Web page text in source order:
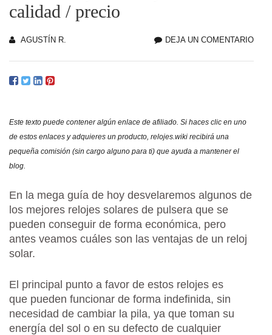
calidad / precio
AGUSTÍN R. DEJA UN COMENTARIO
Este texto puede contener algún enlace de afiliado. Si haces clic en uno
de estos enlaces y adquieres un producto, relojes.wiki recibirá una
pequeña comisión (sin cargo alguno para ti) que ayuda a mantener el
blog.
En la mega guía de hoy desvelaremos algunos de
los mejores relojes solares de pulsera que se
pueden conseguir de forma económica, pero
antes veamos cuáles son las ventajas de un reloj
solar.
El principal punto a favor de estos relojes es
que pueden funcionar de forma indefinida, sin
necesidad de cambiar la pila, ya que toman su
energía del sol o en su defecto de cualquier